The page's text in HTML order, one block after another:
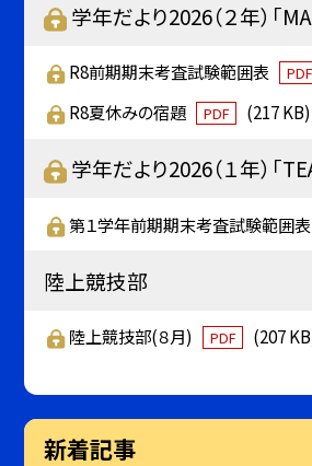
学年だより2026（２年）「
R8前期期末考査試験範囲表 PDF
R8夏休みの宿題
PDF (217 KB)
学年だより2026（１年）「
第１学年前期期末考査試験範囲表
陸上競技部
陸上競技部(８月) PDF (207
新着記事